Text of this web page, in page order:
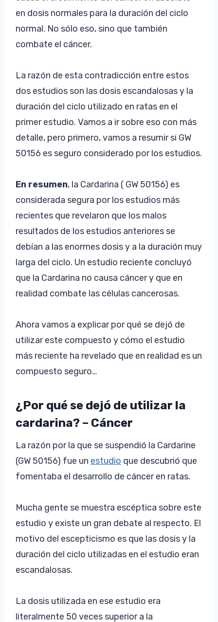
en dosis normales para la duración del ciclo
normal. No sólo eso, sino que también
combate el cáncer.
La razón de esta contradicción entre estos
dos estudios son las dosis escandalosas y la
duración del ciclo utilizado en ratas en el
primer estudio. Vamos a ir sobre eso con más
detalle, pero primero, vamos a resumir si GW
50156 es seguro considerado por los estudios.
En resumen, la Cardarina ( GW 50156) es
considerada segura por los estudios más
recientes que revelaron que los malos
resultados de los estudios anteriores se
debían a las enormes dosis y a la duración muy
larga del ciclo. Un estudio reciente concluyó
que la Cardarina no causa cáncer y que en
realidad combate las células cancerosas.
Ahora vamos a explicar por qué se dejó de
utilizar este compuesto y cómo el estudio
más reciente ha revelado que en realidad es un
compuesto seguro…
¿Por qué se dejó de utilizar la
cardarina? – Cáncer
La razón por la que se suspendió la Cardarine
(GW 50156) fue un estudio que descubrió que
fomentaba el desarrollo de cáncer en ratas.
Mucha gente se muestra escéptica sobre este
estudio y existe un gran debate al respecto. El
motivo del escepticismo es que las dosis y la
duración del ciclo utilizadas en el estudio eran
escandalosas.
La dosis utilizada en ese estudio era
literalmente 50 veces superior a la